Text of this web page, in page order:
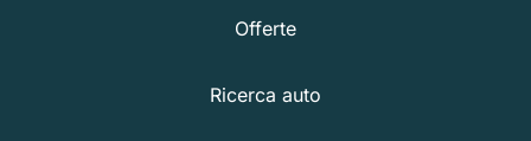
Offerte
Ricerca auto